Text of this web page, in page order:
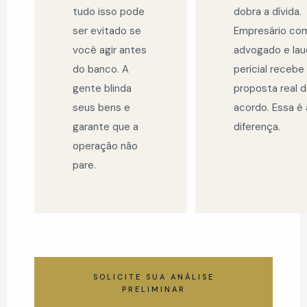
tudo isso pode
ser evitado se
você agir antes
do banco. A
gente blinda
seus bens e
garante que a
operação não
pare.
dobra a dívida.
Empresário
advogado e
pericial recebe
proposta real
acordo. Essa é
diferença.
SOLICITE SUA ANÁLISE
PRELIMINAR